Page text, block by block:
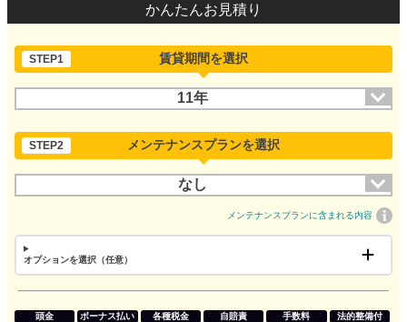
かんたんお見積り
STEP1 賃貸期間を選択
11年
STEP2 メンテナンスプランを選択
なし
メンテナンスプランに含まれる内容
オプションを選択（任意）
頭金 ボーナス払い 各種税金 自賠責 手数料 法的整備付